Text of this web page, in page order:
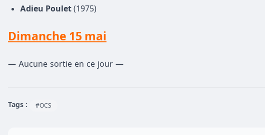
Adieu Poulet (1975)
Dimanche 15 mai
— Aucune sortie en ce jour —
Tags : #OCS